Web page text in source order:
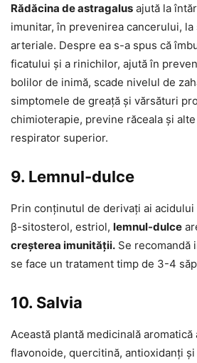
Rădăcina de astragalus ajută la
imunitar, în prevenirea cancerului,
arteriale. Despre ea s-a spus că
ficatului și a rinichilor, ajută în
bolilor de inimă, scade nivelul de
simptomele de greață și vărsături
chimioterapie, previne răceala și
respirator superior.
9. Lemnul-dulce
Prin conținutul de derivați ai
β-sitosterol, estriol, lemnul-dulce
creșterea imunității. Se recomandă
se face un tratament timp de 3-4
10. Salvia
Această plantă medicinală aromatică
flavonoide, quercitină, antioxidanți